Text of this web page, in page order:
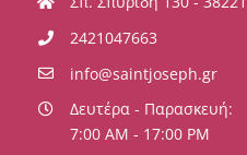
2421047663
info@saintjoseph.gr
Δευτέρα - Παρασκευή:
7:00 AM - 17:00 PM